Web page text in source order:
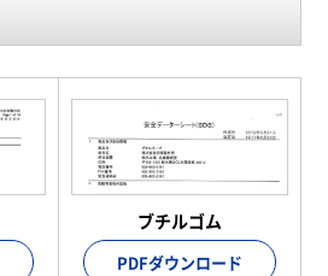
ブチルゴム
PDFダウンロード